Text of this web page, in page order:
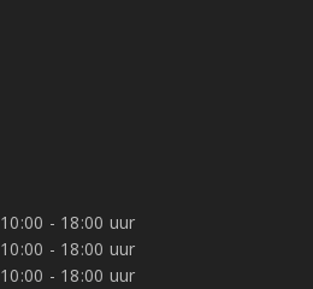
10:00 - 18:00 uur
10:00 - 18:00 uur
10:00 - 18:00 uur